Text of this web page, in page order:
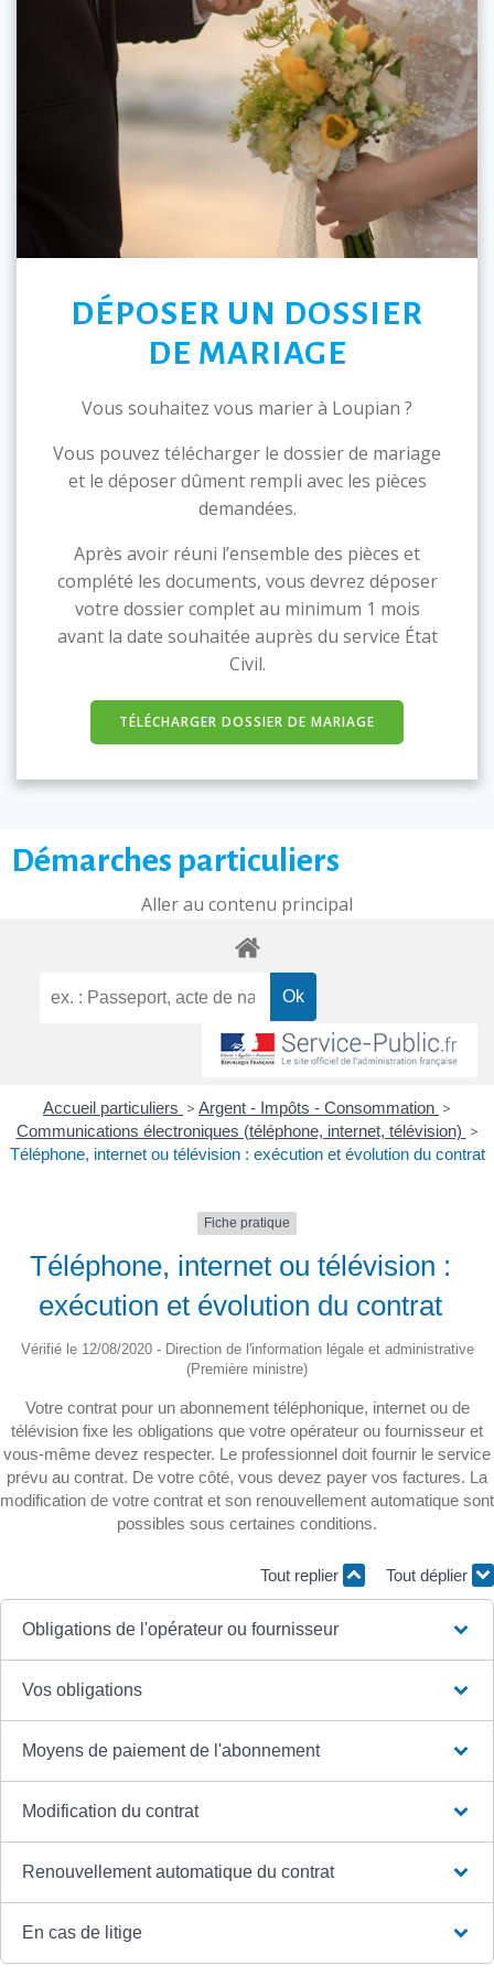
DÉPOSER UN DOSSIER
DE MARIAGE
Vous souhaitez vous marier à Loupian ?
Vous pouvez télécharger le dossier de mariage
et le déposer dûment rempli avec les pièces
demandées.
Après avoir réuni l’ensemble des pièces et
complété les documents, vous devrez déposer
votre dossier complet au minimum 1 mois
avant la date souhaitée auprès du service État
Civil.
TÉLÉCHARGER DOSSIER DE MARIAGE
Démarches particuliers
Aller au contenu principal
Accueil particuliers > Argent - Impôts - Consommation >
Communications électroniques (téléphone, internet, télévision) >
Téléphone, internet ou télévision : exécution et évolution du contrat
Fiche pratique
Téléphone, internet ou télévision :
exécution et évolution du contrat
Vérifié le 12/08/2020 - Direction de l'information légale et administrative
(Première ministre)
Votre contrat pour un abonnement téléphonique, internet ou de
télévision fixe les obligations que votre opérateur ou fournisseur et
vous-même devez respecter. Le professionnel doit fournir le service
prévu au contrat. De votre côté, vous devez payer vos factures. La
modification de votre contrat et son renouvellement automatique sont
possibles sous certaines conditions.
Tout replier Tout déplier
Obligations de l'opérateur ou fournisseur
Vos obligations
Moyens de paiement de l'abonnement
Modification du contrat
Renouvellement automatique du contrat
En cas de litige